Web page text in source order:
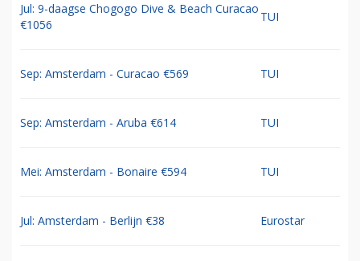
Jul: 9-daagse Chogogo Dive & Beach Curacao
€1056
TUI
Sep: Amsterdam - Curacao €569 TUI
Sep: Amsterdam - Aruba €614 TUI
Mei: Amsterdam - Bonaire €594 TUI
Jul: Amsterdam - Berlijn €38 Eurostar